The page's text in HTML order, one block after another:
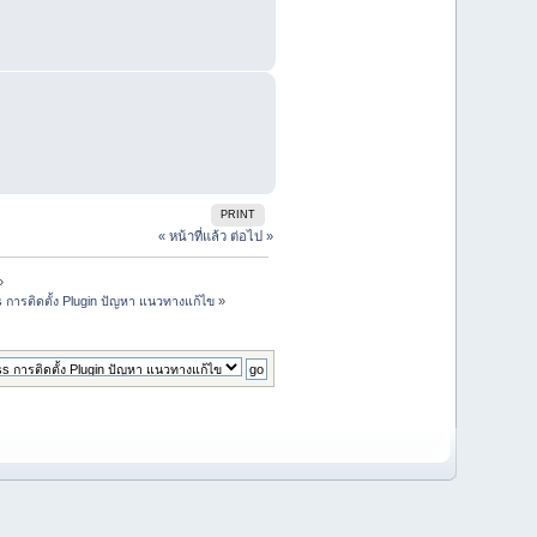
PRINT
« หน้าที่แล้ว ต่อไป »
การติดตั้ง Plugin ปัญหา แนวทางแก้ไข»